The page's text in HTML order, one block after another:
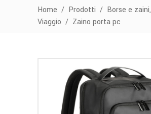
Home / Prodotti / Borse e zaini,
Viaggio / Zaino porta pc